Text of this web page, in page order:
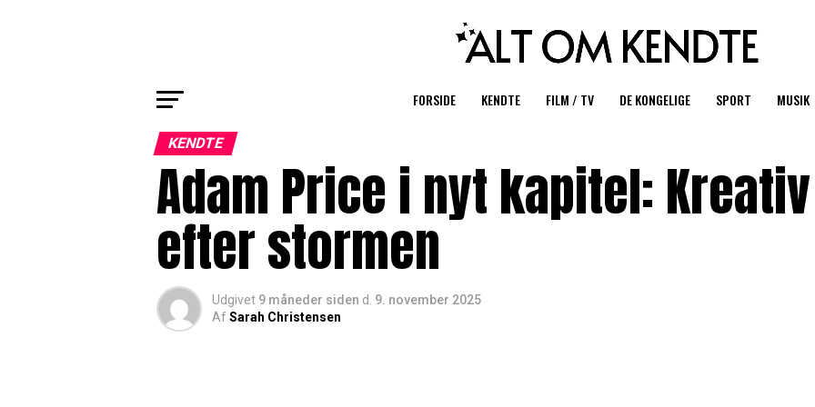
FORSIDE KENDTE FILM / TV DE KONGELIGE SPORT MUSIK
KENDTE
Adam Price i nyt kapitel:
efter stormen
Udgivet 9 måneder siden d. 9. november 2025
AfSarah Christensen